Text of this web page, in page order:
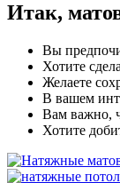
Итак,
Вы
Хотите
Желаете
В вашем
Вам важно,
Хотите